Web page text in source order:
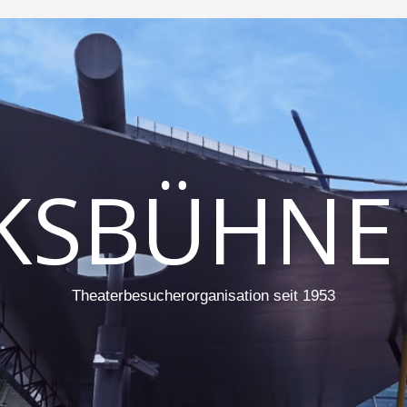
Theaterbesucherorganisation seit 1953